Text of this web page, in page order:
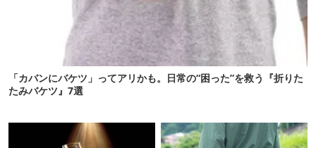
「カバンにバケツ」ってアリかも。日常の“困った”を救う『折りた
たみバケツ』7選